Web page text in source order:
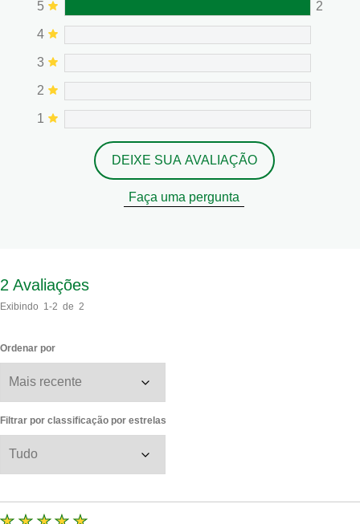
5 2
4
3
2
1
DEIXE SUA AVALIAÇÃO
Faça uma pergunta
2 Avaliações
Exibindo 1-2 de 2
Ordenar por
Filtrar por classificação por estrelas